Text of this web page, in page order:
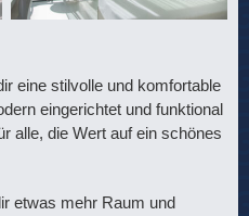
eine stilvolle und komfortable
eingerichtet und funktional
alle, die Wert auf ein schönes
etwas mehr Raum und